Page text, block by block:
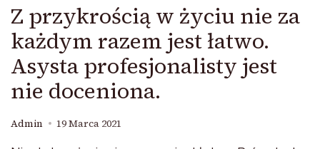
Z przykrością w życiu nie za
każdym razem jest łatwo.
Asysta profesjonalisty jest
nie doceniona.
Admin 19 Marca 2021